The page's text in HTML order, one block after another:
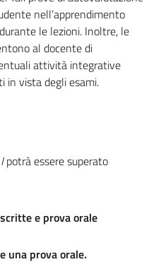
nell’apprendimento
le lezioni. Inoltre, le
al docente di
attività integrative
in vista degli esami.
potrà essere superato
e prova orale
una prova orale.